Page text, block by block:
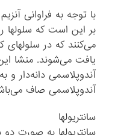
با توجه به فراوانی
می‌کنند که در سلولهای
یافت می‌شوند. منشا
آندوپلاسمی دانه‌دار و
آندوپلاسمی صاف
سانتریولها